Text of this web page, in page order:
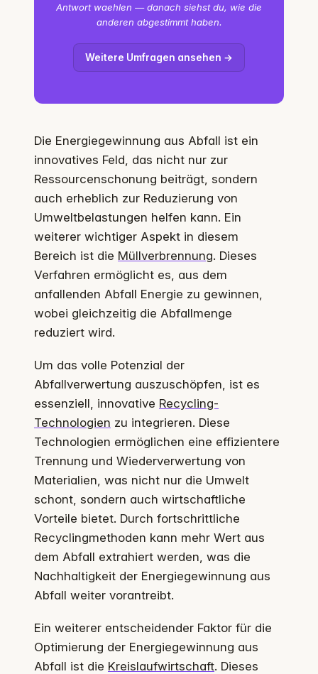
Antwort waehlen — danach siehst du, wie die
anderen abgestimmt haben.
Weitere Umfragen ansehen →
Die Energiegewinnung aus Abfall ist ein
innovatives Feld, das nicht nur zur
Ressourcenschonung beiträgt, sondern
auch erheblich zur Reduzierung von
Umweltbelastungen helfen kann. Ein
weiterer wichtiger Aspekt in diesem
Bereich ist die Müllverbrennung. Dieses
Verfahren ermöglicht es, aus dem
anfallenden Abfall Energie zu gewinnen,
wobei gleichzeitig die Abfallmenge
reduziert wird.
Um das volle Potenzial der
Abfallverwertung auszuschöpfen, ist es
essenziell, innovative Recycling-
Technologien zu integrieren. Diese
Technologien ermöglichen eine effizientere
Trennung und Wiederverwertung von
Materialien, was nicht nur die Umwelt
schont, sondern auch wirtschaftliche
Vorteile bietet. Durch fortschrittliche
Recyclingmethoden kann mehr Wert aus
dem Abfall extrahiert werden, was die
Nachhaltigkeit der Energiegewinnung aus
Abfall weiter vorantreibt.
Ein weiterer entscheidender Faktor für die
Optimierung der Energiegewinnung aus
Abfall ist die Kreislaufwirtschaft. Dieses